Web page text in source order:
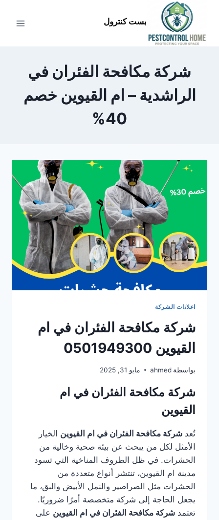
المحتوى
بست كنترول
شركة مكافحة الفئران في
الراشدية – ام القيوين خصم
40%
اعلانات الشركة
شركة مكافحة الفئران في ام
القيوين 0501949300
بواسطة ahmed مايو 31, 2025
شركة مكافحة الفئران في ام
القيوين
تُعد شركة مكافحة الفئران في ام القيوين الخيار
الأمثل لكل من يبحث عن بيئة صحية وخالية من
الحشرات. في ظل الظروف المناخية التي تسود
مدينة ام القيوين، تنتشر أنواع متعددة من
الحشرات مثل الصراصير والنمل الأبيض والبق، ما
يجعل الحاجة إلى شركة متخصصة أمرًا ضروريًا.
تعتمد شركة مكافحة الفئران في ام القيوين على